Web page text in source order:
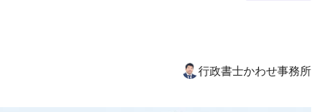
行政書士かわせ事務所